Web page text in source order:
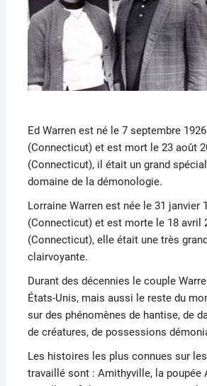
Ed Warren est né le 7 septembre
(Connecticut) et est mort le 23 août
(Connecticut), il était un grand
domaine de la démonologie.
Lorraine Warren est née le 31 janvier
(Connecticut) et est morte le 18 avril
(Connecticut), elle était une très
clairvoyante.
Durant des décennies le couple
États-Unis, mais aussi le reste du
sur des phénomènes de hantise, de
de créatures, de possessions
Les histoires les plus connues sur
travaillé sont : Amithyville, la poupée